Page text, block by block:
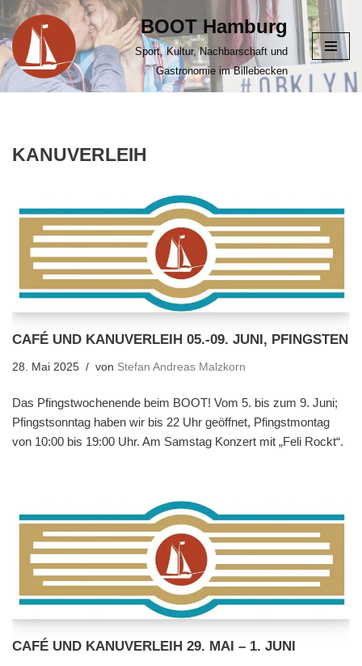
Zum
Inhalt
springen
BOOT Hamburg
Sport, Kultur, Nachbarschaft und
Gastronomie im Billebecken
KANUVERLEIH
CAFÉ UND KANUVERLEIH 05.-09. JUNI, PFINGSTEN
28. Mai 2025 von Stefan Andreas Malzkorn
Das Pfingstwochenende beim BOOT! Vom 5. bis zum 9. Juni;
Pfingstsonntag haben wir bis 22 Uhr geöffnet, Pfingstmontag
von 10:00 bis 19:00 Uhr. Am Samstag Konzert mit „Feli Rockt“.
CAFÉ UND KANUVERLEIH 29. MAI – 1. JUNI